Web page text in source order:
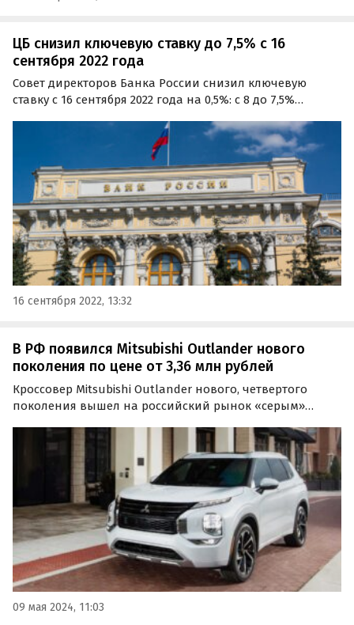
ЦБ снизил ключевую ставку до 7,5% с 16
сентября 2022 года
Совет директоров Банка России снизил ключевую
ставку с 16 сентября 2022 года на 0,5%: с 8 до 7,5%
низкими темпами прироста потребительских цен,
замедлением годовой инфляции и благоприятной
динамикой…
16 сентября 2022, 13:32
В РФ появился Mitsubishi Outlander нового
поколения по цене от 3,36 млн рублей
Кроссовер Mitsubishi Outlander нового, четвертого
поколения вышел на российский рынок «серым»
занимаются как дилеры, так и частные продавцы, а
цены на них одном из сайтов объявлений сейчас
стартуют от 3 360…
09 мая 2024, 11:03